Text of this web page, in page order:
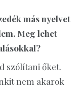
más nyelvet
Meg lehet
szólítani őket.
nem akarok